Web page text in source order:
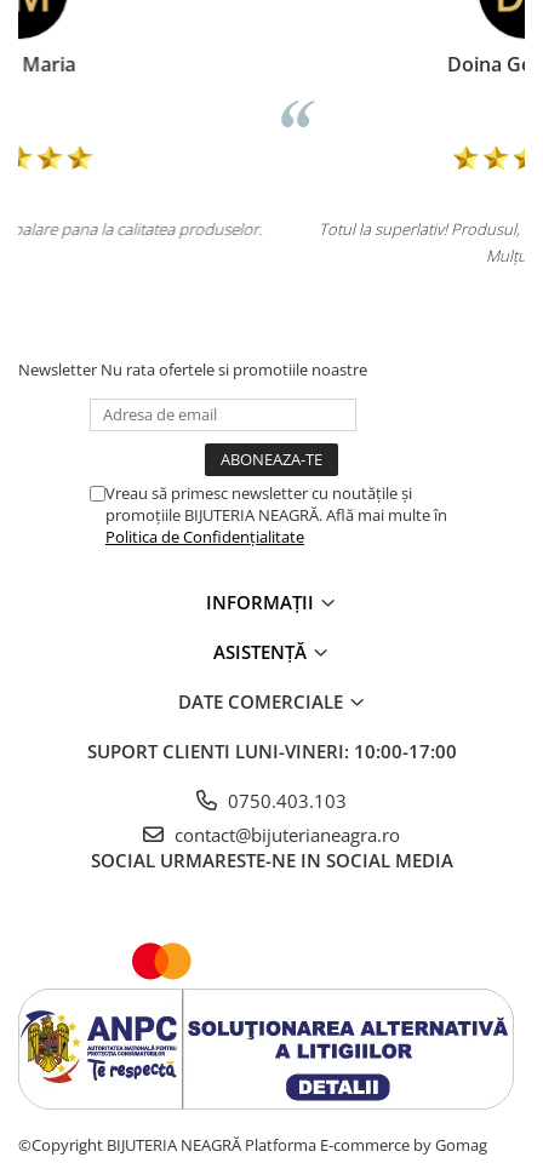
Totul la superlativ! Produsul, fix descrierea, ambalaj, livrare.
Newsletter Nu rata ofertele si promotiile noastre
Vreau să primesc newsletter cu noutățile și
promoțiile BIJUTERIA NEAGRĂ. Află mai multe în
Politica de Confidențialitate
INFORMAȚII
ASISTENȚĂ
DATE COMERCIALE
SUPORT CLIENTI LUNI-VINERI: 10:00-17:00
0750.403.103
contact@bijuterianeagra.ro
SOCIAL URMARESTE-NE IN SOCIAL MEDIA
©Copyright BIJUTERIA NEAGRĂ Platforma E-commerce by Gomag